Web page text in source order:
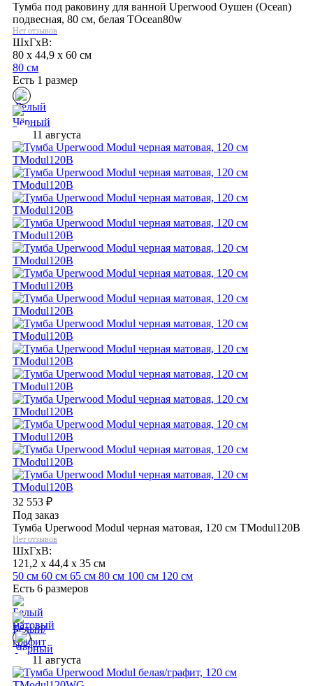
Тумба под раковину для ванной Uperwood Оушен (Ocean)
подвесная, 80 см, белая TOcean80w
Нет отзывов
ШхГхВ:
80 x 44,9 x 60 см
80 см
Есть 1 размер
11 августа
32 553 ₽
Под заказ
Тумба Uperwood Modul черная матовая, 120 см TModul120B
Нет отзывов
ШхГхВ:
121,2 x 44,4 x 35 см
50 см 60 см 65 см 80 см 100 см 120 см
Есть 6 размеров
11 августа